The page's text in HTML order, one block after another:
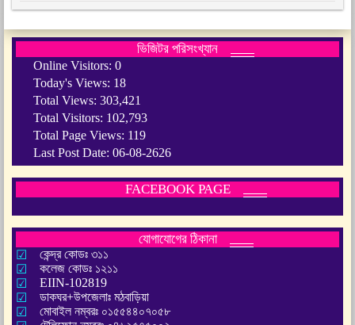
ভিজিটর পরিসংখ্যান
Online Visitors: 0
Today's Views: 18
Total Views: 303,421
Total Visitors: 102,793
Total Page Views: 119
Last Post Date: 06-08-2626
FACEBOOK PAGE
যোগাযোগের ঠিকানা
কেন্দ্র কোডঃ ৩১১
কলেজ কোডঃ ১২১১
EIIN-102819
ডাকঘর+উপজেলাঃ মঠবাড়িয়া
মোবাইল নম্বরঃ ০১৫৫৪৪০৭০৫৮